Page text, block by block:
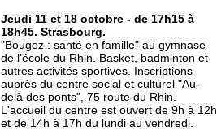
19 octobre 2017
Mixité en construction
19 octobre 2017
Y a-t-il un interprète
dans la salle?
Jeudi 11 et 18 octobre - de 17h15 à
18h45. Strasbourg.
"Bougez : santé en famille" au gymnase
de l’école du Rhin. Basket, badminton et
autres activités sportives. Inscriptions
auprès du centre social et culturel "Au-
delà des ponts", 75 route du Rhin.
L'accueil du centre est ouvert de 9h à 12h
et de 14h à 17h du lundi au vendredi.